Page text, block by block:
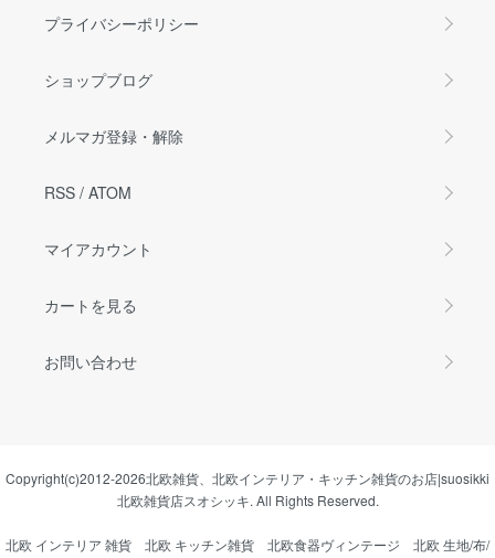
プライバシーポリシー
ショップブログ
メルマガ登録・解除
RSS / ATOM
マイアカウント
カートを見る
お問い合わせ
Copyright(c)2012-2026北欧雑貨、北欧インテリア・キッチン雑貨のお店|suosikki
北欧雑貨店スオシッキ. All Rights Reserved.
北欧 インテリア 雑貨 北欧 キッチン雑貨 北欧食器ヴィンテージ
北欧 生地/布/